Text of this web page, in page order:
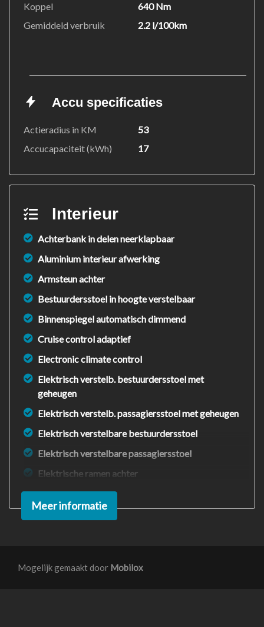
Koppel
640 Nm
Gemiddeld verbruik
2.2 l/100km
Accu specificaties
Actieradius in KM
53
Accucapaciteit (kWh)
17
Interieur
Achterbank in delen neerklapbaar
Aluminium interieur afwerking
Armsteun achter
Bestuurdersstoel in hoogte verstelbaar
Binnenspiegel automatisch dimmend
Cruise control adaptief
Electronic climate control
Elektrisch verstelb. bestuurdersstoel met
geheugen
Elektrisch verstelb. passagiersstoel met geheugen
Elektrisch verstelbare bestuurdersstoel
Elektrisch verstelbare passagiersstoel
Elektrische ramen achter
Elektrische ramen voor
Houtafwerking interieur
Passagiersstoel in hoogte verstelbaar
Meer informatie
Mogelijk gemaakt door Mobilox